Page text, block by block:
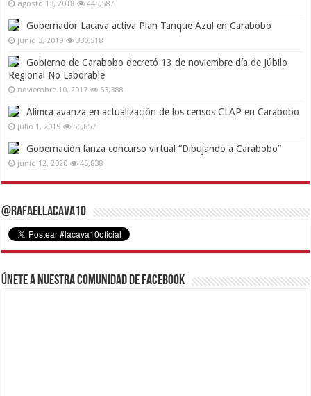
agosto 13, 2018 445,587
Gobernador Lacava activa Plan Tanque Azul en Carabobo
junio 3, 2019 330,518
Gobierno de Carabobo decretó 13 de noviembre día de Júbilo
Regional No Laborable
noviembre 10, 2017 63,388
Alimca avanza en actualización de los censos CLAP en Carabobo
julio 1, 2019 56,857
Gobernación lanza concurso virtual “Dibujando a Carabobo”
junio 12, 2020 45,838
@RafaelLacava10
Únete a nuestra comunidad de Facebook